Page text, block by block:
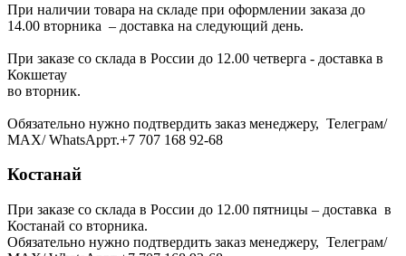
При наличии товара на складе при оформлении заказа до
14.00 вторника – доставка на следующий день.
При заказе со склада в России до 12.00 четверга - доставка в
Кокшетау
во вторник.
Обязательно нужно подтвердить заказ менеджеру, Телеграм/
МАХ/ WhatsAppт.+7 707 168 92-68
Костанай
При заказе со склада в России до 12.00 пятницы – доставка в
Костанай со вторника.
Обязательно нужно подтвердить заказ менеджеру, Телеграм/